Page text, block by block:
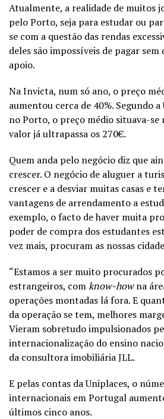
Atualmente, a realidade de muitos
pelo Porto, seja para estudar ou
se com a questão das rendas
deles são impossíveis de pagar
apoio.
Na Invicta, num só ano, o preço
aumentou cerca de 40%. Segundo
no Porto, o preço médio situava-se
valor já ultrapassa os 270€.
Quem anda pelo negócio diz que
crescer. O negócio de aluguer a
crescer e a desviar muitas casas e
vantagens de arrendamento a
exemplo, o facto de haver muita
poder de compra dos estudantes
vez mais, procuram as nossas
“Estamos a ser muito procurados
estrangeiros, comknow-howna
operações montadas lá fora. E
da operação se tem, melhores
Vieram sobretudo impulsionados
internacionalização do ensino
da consultora imobiliária JLL.
E pelas contas da Uniplaces, o
internacionais em Portugal
últimos cinco anos.